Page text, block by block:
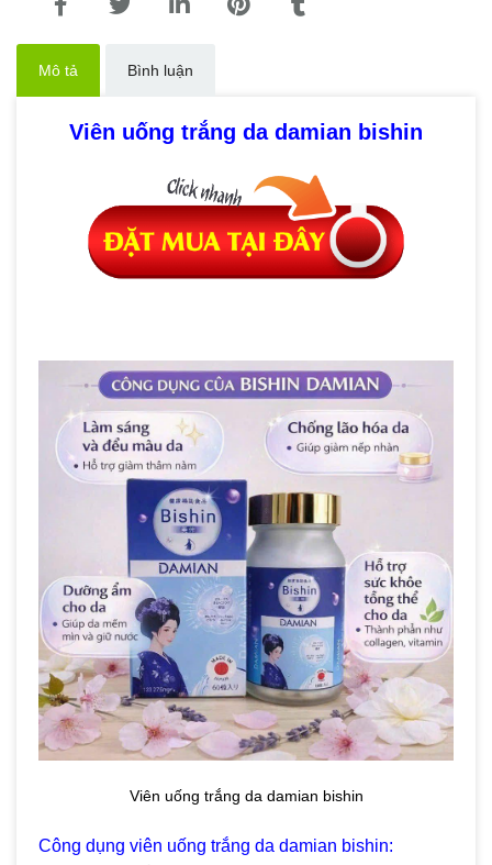
Mô tả Bình luận
Viên uống trắng da damian bishin
Viên uống trắng da damian bishin
Công dụng viên uống trắng da damian bishin: